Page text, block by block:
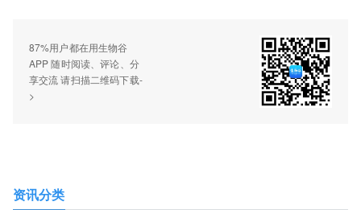
87%用户都在用生物谷
APP 随时阅读、评论、分
享交流 请扫描二维码下载-
>
资讯分类